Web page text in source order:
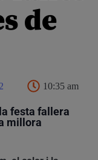
de
10:35 am
festa fallera
millora